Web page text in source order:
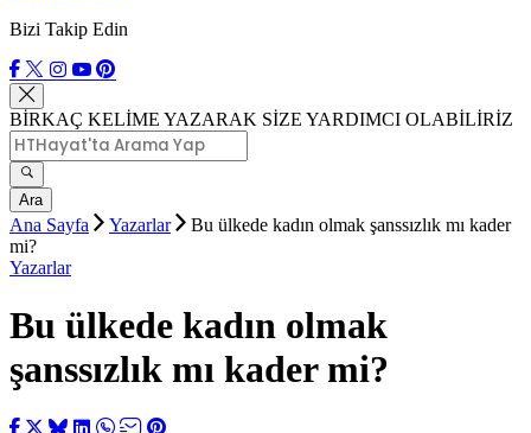
Bizi Takip Edin
BİRKAÇ KELİME YAZARAK SİZE YARDIMCI OLABİLİRİZ
Ara
Ana Sayfa Yazarlar
Bu ülkede kadın olmak şanssızlık mı kader
mi?
Yazarlar
Bu ülkede kadın olmak
şanssızlık mı kader mi?